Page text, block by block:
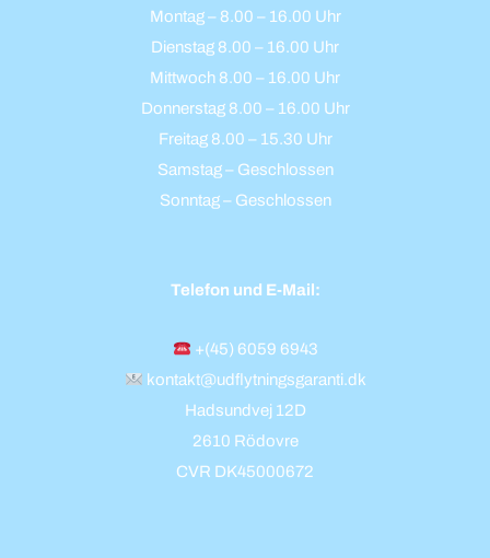
Montag – 8.00 – 16.00 Uhr
Dienstag 8.00 – 16.00 Uhr
Mittwoch 8.00 – 16.00 Uhr
Donnerstag 8.00 – 16.00 Uhr
Freitag 8.00 – 15.30 Uhr
Samstag – Geschlossen
Sonntag – Geschlossen
Telefon und E-Mail:
+(45) 6059 6943
kontakt@udflytningsgaranti.dk
Hadsundvej 12D
2610 Rödovre
CVR DK45000672